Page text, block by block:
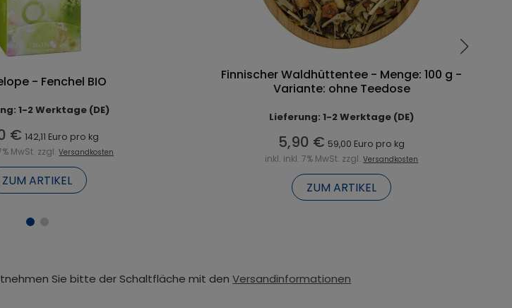
- Fenchel BIO
1-2 Werktage (DE)
€ 142,11 Euro pro kg
MwSt. zzgl.Versandkosten
ZUM ARTIKEL
Finnischer Waldhüttentee - Menge: 100 g -
Variante: ohne Teedose
Lieferung: 1-2 Werktage (DE)
5,90 € 59,00 Euro pro kg
inkl. inkl. 7% MwSt. zzgl.Versandkosten
ZUM ARTIKEL
Sie bitte der Schaltfläche mit denVersandinformationen